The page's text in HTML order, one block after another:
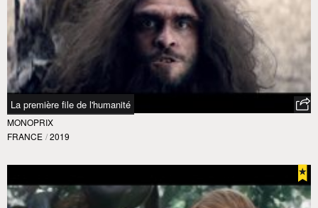
La première file de l'humanité
MONOPRIX
FRANCE / 2019